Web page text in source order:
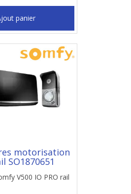
panier
motorisation
SO1870651
V500 IO PRO rail